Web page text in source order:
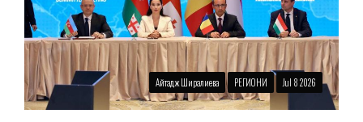
Айтадж Ширалиева РЕГИОНИ Jul 8 2026